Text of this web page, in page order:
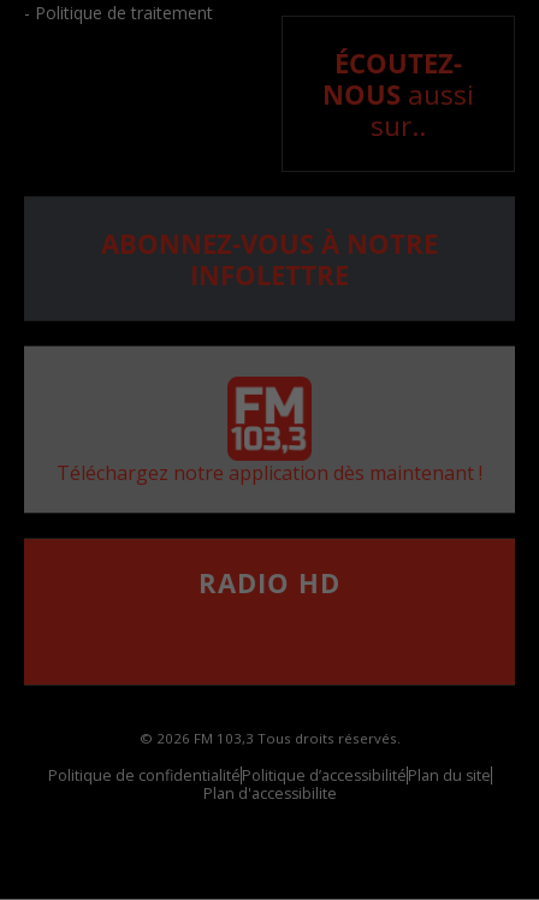
- Politique de traitement
ÉCOUTEZ-
NOUS aussi
sur..
ABONNEZ-VOUS À NOTRE
INFOLETTRE
Téléchargez notre application dès maintenant !
RADIO HD
© 2026 FM 103,3 Tous droits réservés.
Politique de confidentialitéPolitique d’accessibilitéPlan du site
Plan d'accessibilite